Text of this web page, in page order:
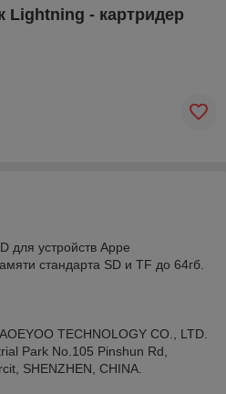
Lightning - картридер
для устройств Appe
стандарта SD и TF до 64гб.
TECHNOLOGY CO., LTD.
Park No.105 Pinshun Rd,
SHENZHEN, CHINA.